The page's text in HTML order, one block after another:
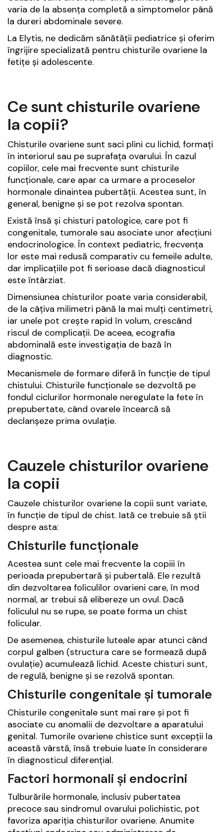
varia de la absența completă a simptomelor până
la dureri abdominale severe.
La Elytis, ne dedicăm sănătății pediatrice și oferim
îngrijire specializată pentru chisturile ovariene la
fetițe și adolescente.
Ce sunt chisturile ovariene
la copii?
Chisturile ovariene sunt saci plini cu lichid, formați
în interiorul sau pe suprafața ovarului. În cazul
copiilor, cele mai frecvente sunt chisturile
funcționale, care apar ca urmare a proceselor
hormonale dinaintea pubertății. Acestea sunt, în
general, benigne și se pot rezolva spontan.
Există însă și chisturi patologice, care pot fi
congenitale, tumorale sau asociate unor afecțiuni
endocrinologice. În context pediatric, frecvența
lor este mai redusă comparativ cu femeile adulte,
dar implicațiile pot fi serioase dacă diagnosticul
este întârziat.
Dimensiunea chisturilor poate varia considerabil,
de la câțiva milimetri până la mai mulți centimetri,
iar unele pot crește rapid în volum, crescând
riscul de complicații. De aceea, ecografia
abdominală este investigația de bază în
diagnostic.
Mecanismele de formare diferă în funcție de tipul
chistului. Chisturile funcționale se dezvoltă pe
fondul ciclurilor hormonale neregulate la fete în
prepubertate, când ovarele încearcă să
declanșeze prima ovulație.
Cauzele chisturilor ovariene
la copii
Cauzele chisturilor ovariene la copii sunt variate,
în funcție de tipul de chist. Iată ce trebuie să știi
despre asta:
Chisturile funcționale
Acestea sunt cele mai frecvente la copiii în
perioada prepubertară și pubertală. Ele rezultă
din dezvoltarea foliculilor ovarieni care, în mod
normal, ar trebui să elibereze un ovul. Dacă
foliculul nu se rupe, se poate forma un chist
folicular.
De asemenea, chisturile luteale apar atunci când
corpul galben (structura care se formează după
ovulație) acumulează lichid. Aceste chisturi sunt,
de regulă, benigne și se rezolvă spontan.
Chisturile congenitale și tumorale
Chisturile congenitale sunt mai rare și pot fi
asociate cu anomalii de dezvoltare a aparatului
genital. Tumorile ovariene chistice sunt excepții la
această vârstă, însă trebuie luate în considerare
în diagnosticul diferențial.
Factori hormonali și endocrini
Tulburările hormonale, inclusiv pubertatea
precoce sau sindromul ovarului polichistic, pot
favoriza apariția chisturilor ovariene. Anumite